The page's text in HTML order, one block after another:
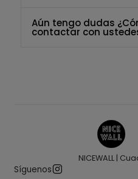
Aún tengo dudas
contactar con
NICEWALL |
Síguenos